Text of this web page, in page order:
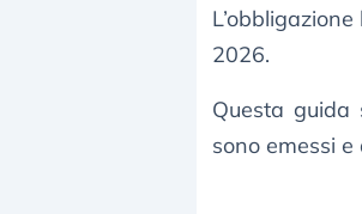
2026.
Questa
sono emessi